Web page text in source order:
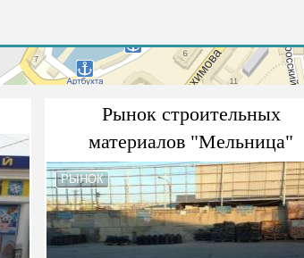
Рынок строительных
материалов "Мельница"
РЫНОК